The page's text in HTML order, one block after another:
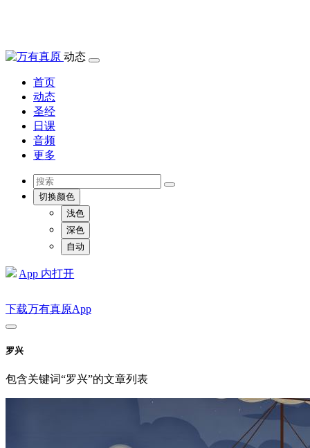
动态
首页
动态
圣经
日课
音频
更多
切换颜色
浅色
深色
自动
App 内打开
下载万有真原App
罗兴
包含关键词“罗兴”的文章列表